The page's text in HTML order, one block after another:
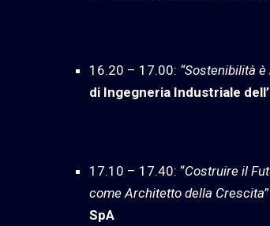
16.20 – 17.00: “Sostenibilità
di Ingegneria Industriale
17.10 – 17.40: “Costruire il
come Architetto della Crescita
SpA